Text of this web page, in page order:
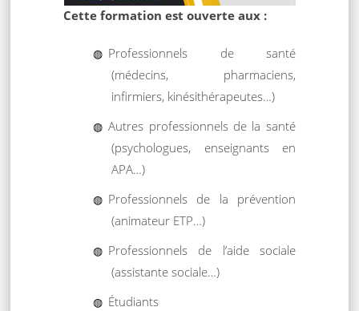
Cette formation est ouverte aux :
Professionnels de santé
(médecins, pharmaciens,
infirmiers, kinésithérapeutes…)
Autres professionnels de la santé
(psychologues, enseignants en
APA…)
Professionnels de la prévention
(animateur ETP…)
Professionnels de l’aide sociale
(assistante sociale…)
Étudiants